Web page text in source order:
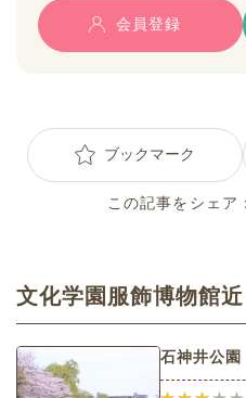
会員登録
ブックマーク
この記事をシェア：
文化学園服飾博物館
石神井公園